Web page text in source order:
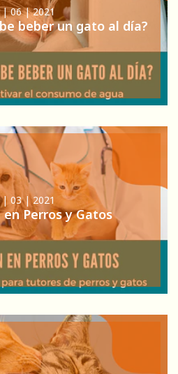
| 06 | 2021
beber un gato al día?
| 03 | 2021
en Perros y Gatos